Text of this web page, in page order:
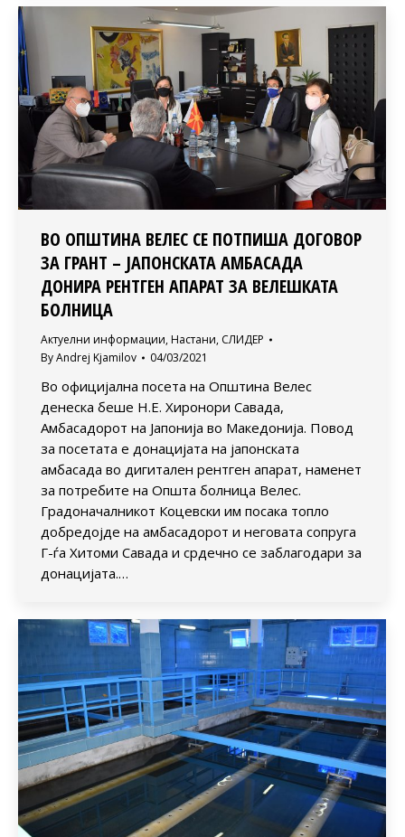
ВО ОПШТИНА ВЕЛЕС СЕ ПОТПИША ДОГОВОР
ЗА ГРАНТ – ЈАПОНСКАТА АМБАСАДА
ДОНИРА РЕНТГЕН АПАРАТ ЗА ВЕЛЕШКАТА
БОЛНИЦА
Актуелни информации, Настани, СЛИДЕР
ByAndrej Kjamilov 04/03/2021
Во официјална посета на Општина Велес
денеска беше Н.Е. Хиронори Савада,
Амбасадорот на Јапонија во Македонија. Повод
за посетата е донацијата на јапонската
амбасада во дигитален рентген апарат, наменет
за потребите на Општа болница Велес.
Градоначалникот Коцевски им посака топло
добредојде на амбасадорот и неговата сопруга
Г-ѓа Хитоми Савада и срдечно се заблагодари за
донацијата.…